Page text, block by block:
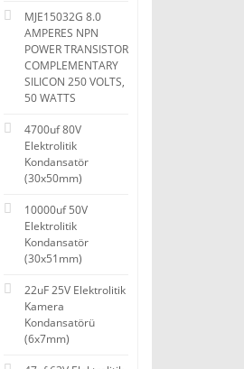
MJE15032G 8.0
AMPERES NPN
POWER TRANSISTOR
COMPLEMENTARY
SILICON 250 VOLTS,
50 WATTS
4700uf 80V
Elektrolitik
Kondansatör
(30x50mm)
10000uf 50V
Elektrolitik
Kondansatör
(30x51mm)
22uF 25V Elektrolitik
Kamera
Kondansatörü
(6x7mm)